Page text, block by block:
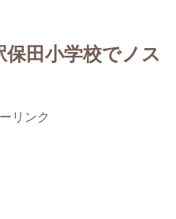
田小学校でノス
リンク